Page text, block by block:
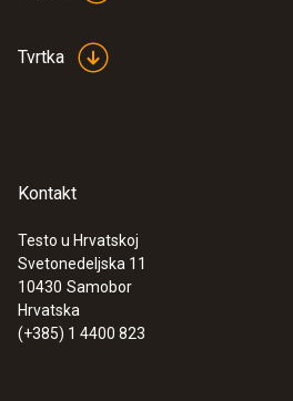
:0632 3240
€ 1230,00
Tvrtka
Kontakt
Testo u Hrvatskoj
Svetonedeljska 11
10430 Samobor
Hrvatska
(+385) 1 4400 823